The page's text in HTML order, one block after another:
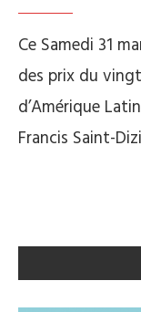
Ce Samedi 31
des prix du
d’Amérique
Francis Saint-